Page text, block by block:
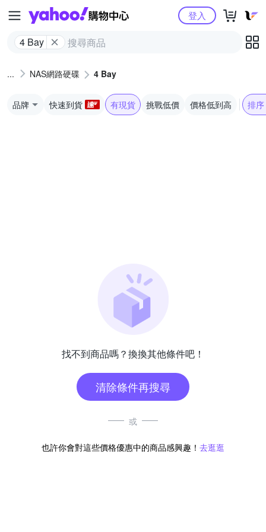
Yahoo購物中心
4 Bay
登入
NAS網路硬碟 4 Bay
品牌 快速到貨 有現貨 挑戰低價 價格低到高 排序
找不到商品嗎？換換其他條件吧！
清除條件再搜尋
或
也許你會對這些價格優惠中的商品感興趣！ 去逛逛